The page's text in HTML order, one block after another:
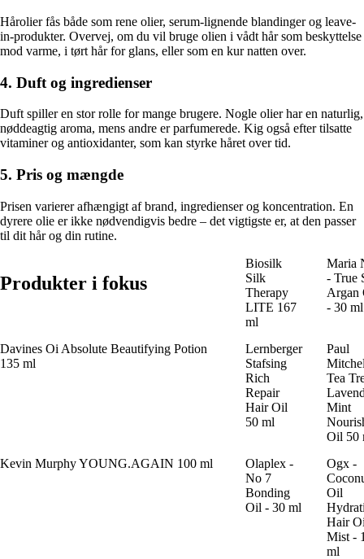
Hårolier fås både som rene olier, serum-lignende blandinger og leave-
in-produkter. Overvej, om du vil bruge olien i vådt hår som beskyttelse
mod varme, i tørt hår for glans, eller som en kur natten over.
4. Duft og ingredienser
Duft spiller en stor rolle for mange brugere. Nogle olier har en naturlig,
nøddeagtig aroma, mens andre er parfumerede. Kig også efter tilsatte
vitaminer og antioxidanter, som kan styrke håret over tid.
5. Pris og mængde
Prisen varierer afhængigt af brand, ingredienser og koncentration. En
dyrere olie er ikke nødvendigvis bedre – det vigtigste er, at den passer
til dit hår og din rutine.
Produkter i fokus
Biosilk
Silk
Therapy
LITE 167
ml
Maria
- True
Argan
- 30 ml
Davines Oi Absolute Beautifying Potion
135 ml
Lernberger
Stafsing
Rich
Repair
Hair Oil
50 ml
Paul
Tea
Mint
Oil 50
Kevin Murphy YOUNG.AGAIN 100 ml
Olaplex -
No 7
Bonding
Oil - 30 ml
Ogx -
Oil
Hair
Mist -
ml